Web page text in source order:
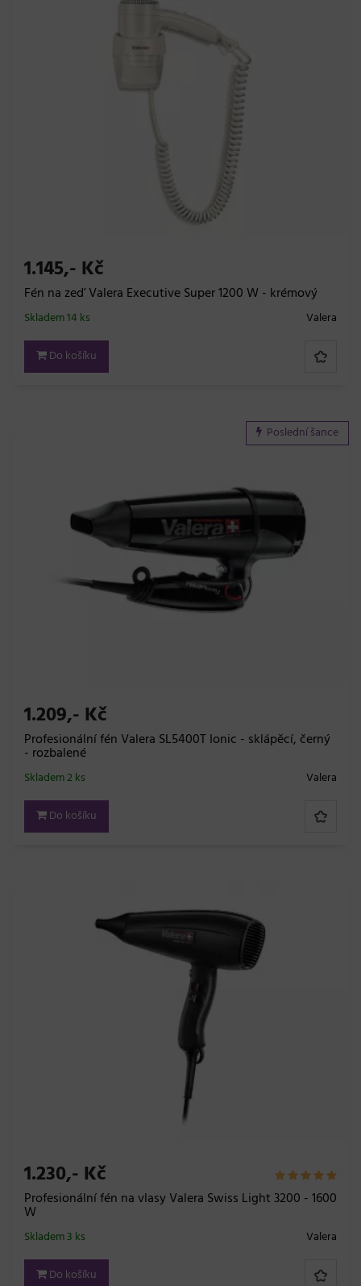
1.145,- Kč
Fén na zeď Valera Executive Super 1200 W - krémový
Valera
Skladem 14 ks
Do košíku
Poslední šance
1.209,- Kč
Profesionální fén Valera SL5400T Ionic - sklápěcí, černý
- rozbalené
Valera
Skladem 2 ks
Do košíku
1.230,- Kč
Profesionální fén na vlasy Valera Swiss Light 3200 - 1600
W
Valera
Skladem 3 ks
Do košíku